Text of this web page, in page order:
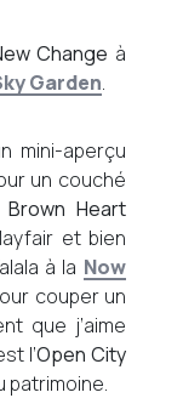
Change à
Garden.
mini-aperçu
un couché
Brown Heart
et bien
à la Now
couper un
que j’aime
l’Open City
patrimoine.